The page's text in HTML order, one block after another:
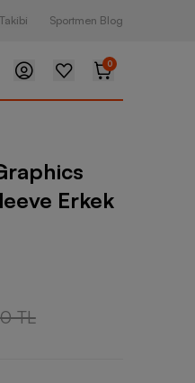
Sportmen Blog
0
Erkek Tişört
Erkek
TL